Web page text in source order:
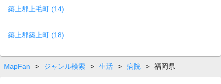
築上郡上毛町 (14)
築上郡築上町 (18)
MapFan > ジャンル検索 > 生活 > 病院 > 福岡県